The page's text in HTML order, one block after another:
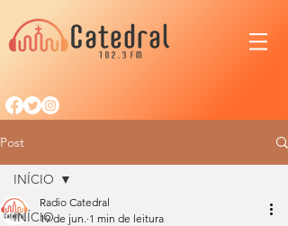
Post
INÍCIO
INÍCIO
Radio Catedral
19 de jun. 1 min de leitura